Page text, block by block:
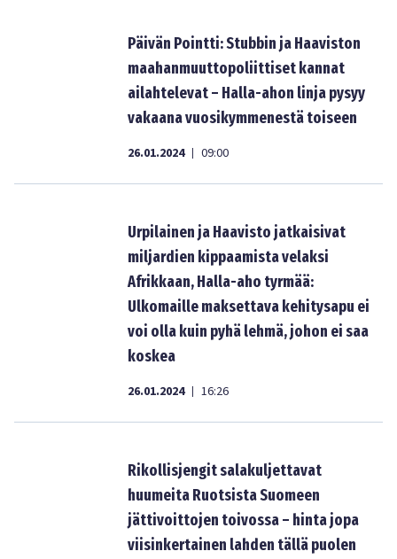
Päivän Pointti: Stubbin ja Haaviston
maahanmuuttopoliittiset kannat
ailahtelevat – Halla-ahon linja pysyy
vakaana vuosikymmenestä toiseen
26.01.2024 | 09:00
Urpilainen ja Haavisto jatkaisivat
miljardien kippaamista velaksi
Afrikkaan, Halla-aho tyrmää:
Ulkomaille maksettava kehitysapu ei
voi olla kuin pyhä lehmä, johon ei saa
koskea
26.01.2024 | 16:26
Rikollisjengit salakuljettavat
huumeita Ruotsista Suomeen
jättivoittojen toivossa – hinta jopa
viisinkertainen lahden tällä puolen